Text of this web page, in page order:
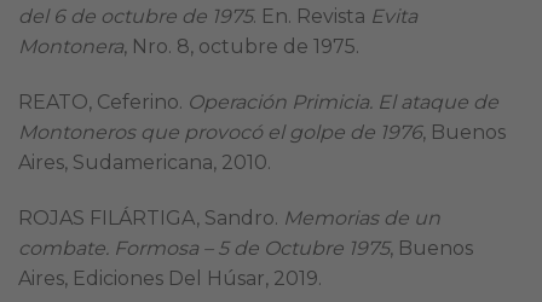
del 6 de octubre de 1975. En. Revista Evita
Montonera, Nro. 8, octubre de 1975.
REATO, Ceferino. Operación Primicia. El ataque de
Montoneros que provocó el golpe de 1976, Buenos
Aires, Sudamericana, 2010.
ROJAS FILÁRTIGA, Sandro. Memorias de un
combate. Formosa – 5 de Octubre 1975, Buenos
Aires, Ediciones Del Húsar, 2019.